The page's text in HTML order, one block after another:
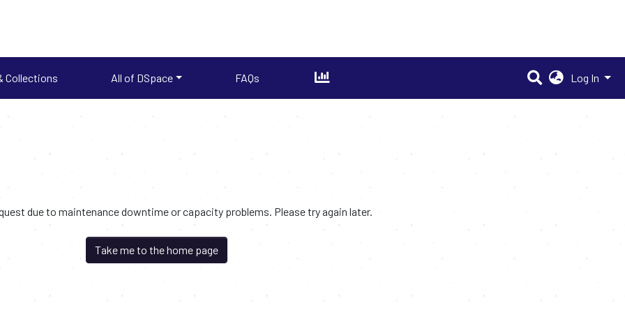
Collections All of DSpace FAQs Log In
due to maintenance downtime or capacity problems. Please try again later.
Take me to the home page